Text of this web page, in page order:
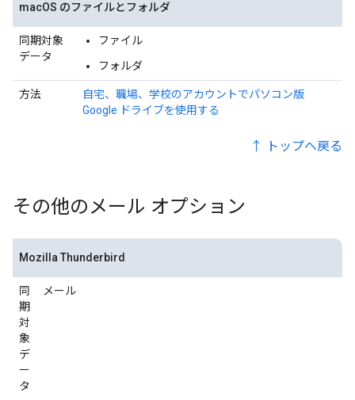
macOS のファイルとフォルダ
同期対象
データ
ファイル
フォルダ
方法
自宅、職場、学校のアカウントでパソコン版
Google ドライブを使用する
↑ トップへ戻る
その他のメール オプション
Mozilla Thunderbird
同
期
対
象
デ
ー
タ
メール